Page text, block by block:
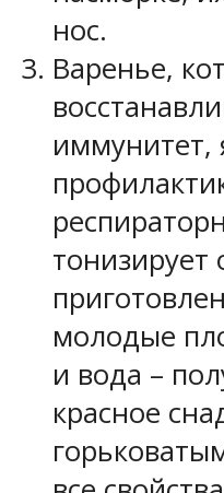
нос.
Варенье,
иммунитет,
тонизирует
молодые
и вода –
красное